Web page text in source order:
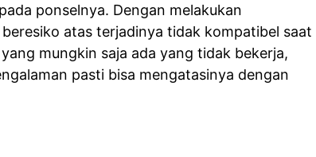
ponselnya. Dengan melakukan
atas terjadinya tidak kompatibel saat
mungkin saja ada yang tidak bekerja,
pasti bisa mengatasinya dengan